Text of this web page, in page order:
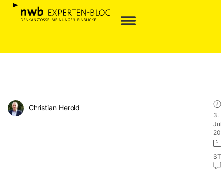
Christian Herold
3.